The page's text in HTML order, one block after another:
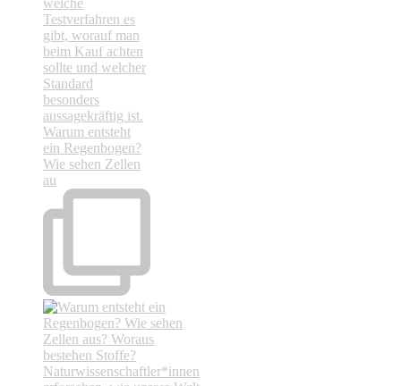
Warum entsteht
ein Regenbogen?
Wie sehen Zellen
au